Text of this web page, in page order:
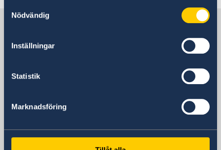
Nödvändig
Inställningar
Statistik
Marknadsföring
Sverige i Pakistan